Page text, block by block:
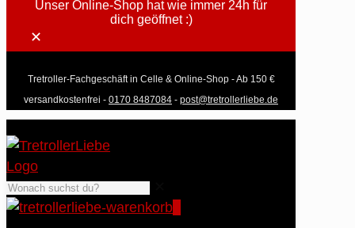
Unser Online-Shop hat wie immer 24h für
dich geöffnet :)
✕
Tretroller-Fachgeschäft in Celle & Online-Shop - Ab 150 €
versandkostenfrei - 0170 8487084 - post@tretrollerliebe.de